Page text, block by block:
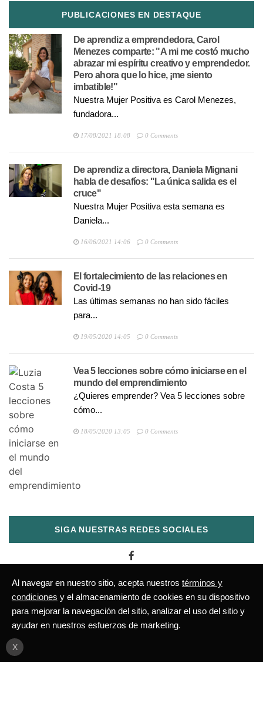
PUBLICACIONES EN DESTAQUE
De aprendiz a emprendedora, Carol
Menezes comparte: "A mi me costó mucho
abrazar mi espíritu creativo y emprendedor.
Pero ahora que lo hice, ¡me siento
imbatible!"
Nuestra Mujer Positiva es Carol Menezes,
fundadora...
17/08/2021 18:08 0 Comments
De aprendiz a directora, Daniela Mignani
habla de desafíos: "La única salida es el
cruce"
Nuestra Mujer Positiva esta semana es
Daniela...
16/06/2021 14:06 0 Comments
El fortalecimiento de las relaciones en
Covid-19
Las últimas semanas no han sido fáciles
para...
19/05/2020 14:05 0 Comments
Vea 5 lecciones sobre cómo iniciarse en el
mundo del emprendimiento
¿Quieres emprender? Vea 5 lecciones sobre
cómo...
18/05/2020 13:05 0 Comments
SIGA NUESTRAS REDES SOCIALES
CATEGORÍAS
Al navegar en nuestro sitio, acepta nuestros términos y
condiciones y el almacenamiento de cookies en su dispositivo
para mejorar la navegación del sitio, analizar el uso del sitio y
ayudar en nuestros esfuerzos de marketing.
X